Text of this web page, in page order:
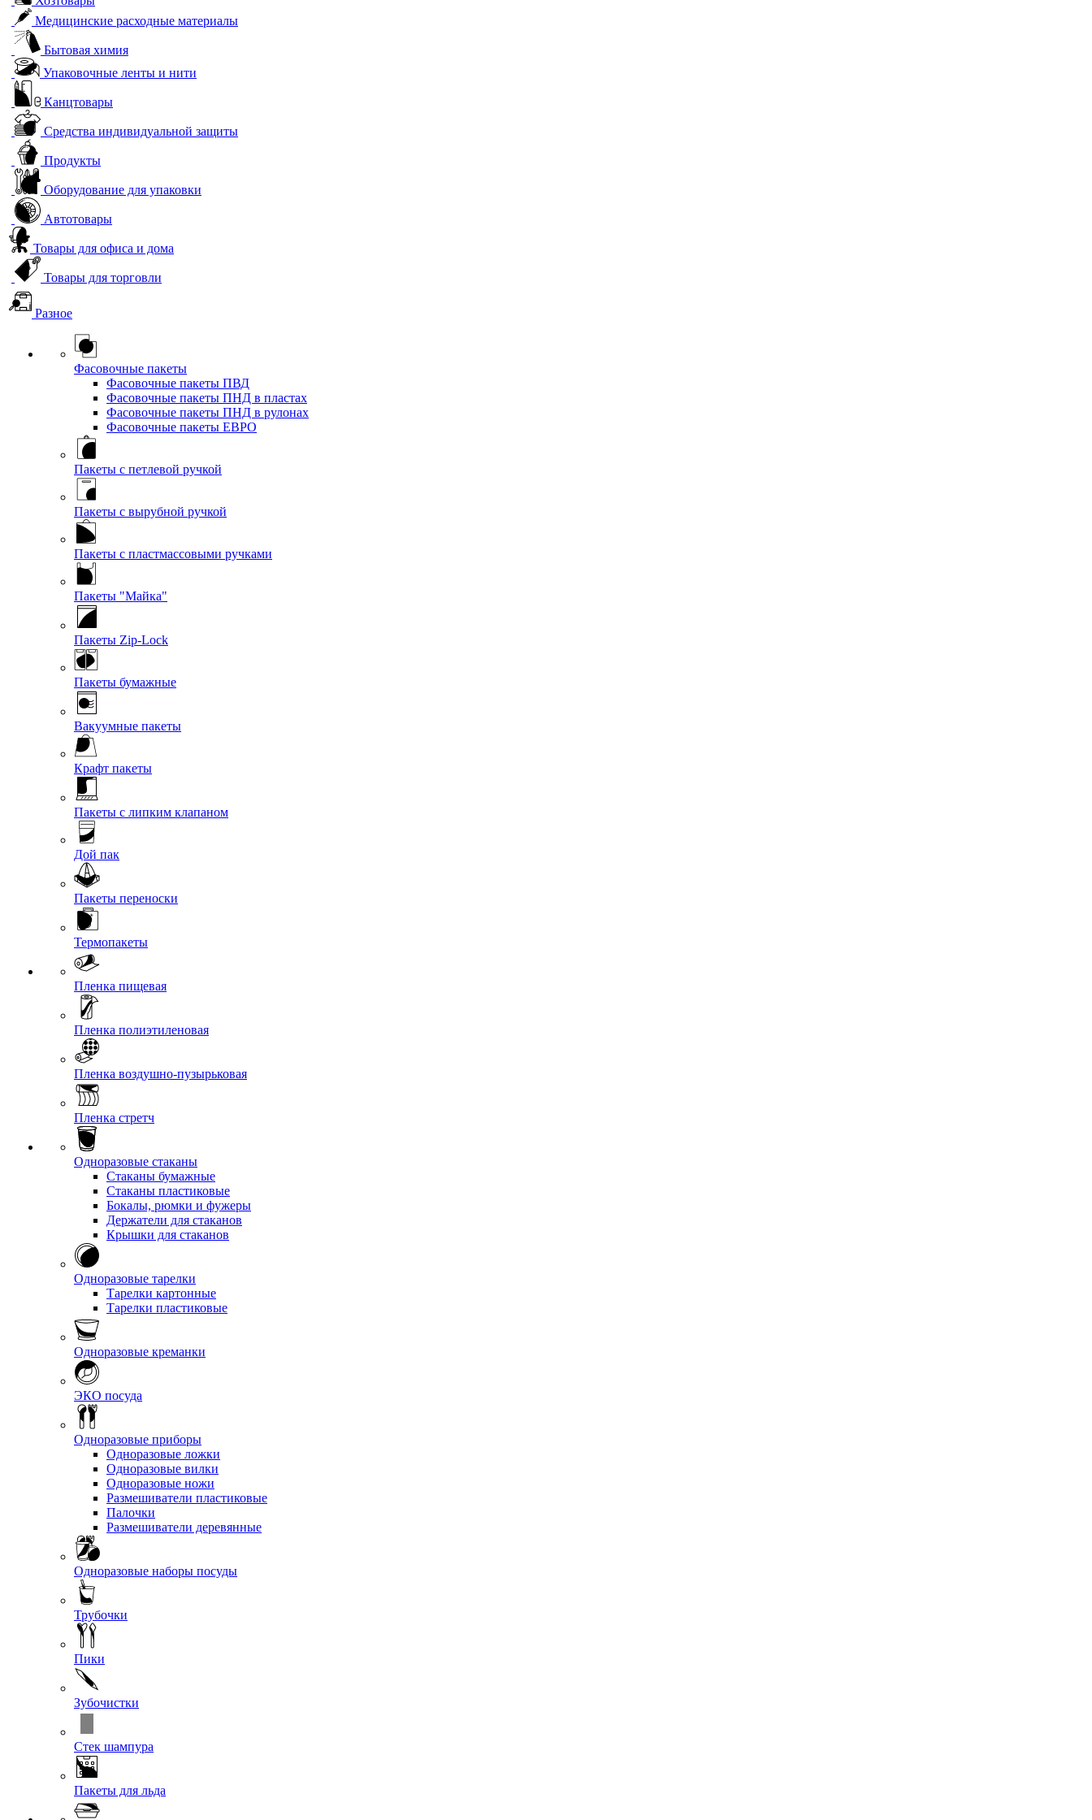
Медицинские расходные материалы
Бытовая химия
Упаковочные ленты и нити
Канцтовары
Средства индивидуальной защиты
Продукты
Оборудование для упаковки
Автотовары
Товары для офиса и дома
Товары для торговли
Разное
Фасовочные пакеты
Фасовочные пакеты ПВД
Фасовочные пакеты ПНД в пластах
Фасовочные пакеты ПНД в рулонах
Фасовочные пакеты ЕВРО
Пакеты с петлевой ручкой
Пакеты с вырубной ручкой
Пакеты с пластмассовыми ручками
Пакеты "Майка"
Пакеты Zip-Lock
Пакеты бумажные
Вакуумные пакеты
Крафт пакеты
Пакеты с липким клапаном
Дой пак
Пакеты переноски
Термопакеты
Пленка пищевая
Пленка полиэтиленовая
Пленка воздушно-пузырьковая
Пленка стретч
Одноразовые стаканы
Стаканы бумажные
Стаканы пластиковые
Бокалы, рюмки и фужеры
Держатели для стаканов
Крышки для стаканов
Одноразовые тарелки
Тарелки картонные
Тарелки пластиковые
Одноразовые креманки
ЭКО посуда
Одноразовые приборы
Одноразовые ложки
Одноразовые вилки
Одноразовые ножи
Размешиватели пластиковые
Палочки
Размешиватели деревянные
Одноразовые наборы посуды
Трубочки
Пики
Зубочистки
Стек шампура
Пакеты для льда